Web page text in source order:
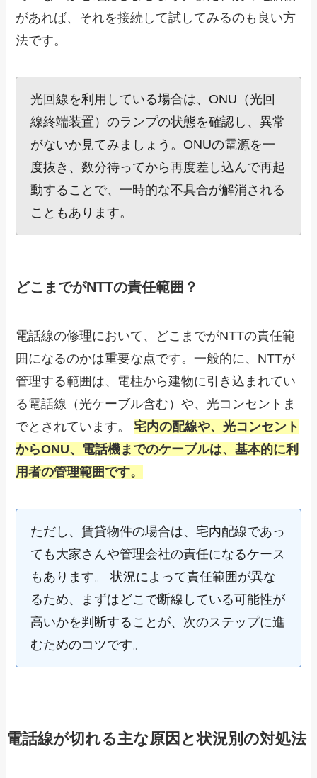
があれば、それを接続して試してみるのも良い方
法です。
光回線を利用している場合は、ONU（光回
線終端装置）のランプの状態を確認し、異常
がないか見てみましょう。ONUの電源を一
度抜き、数分待ってから再度差し込んで再起
動することで、一時的な不具合が解消される
こともあります。
どこまでがNTTの責任範囲？
電話線の修理において、どこまでがNTTの責任範
囲になるのかは重要な点です。一般的に、NTTが
管理する範囲は、電柱から建物に引き込まれてい
る電話線（光ケーブル含む）や、光コンセントま
でとされています。宅内の配線や、光コンセント
からONU、電話機までのケーブルは、基本的に利
用者の管理範囲です。
ただし、賃貸物件の場合は、宅内配線であっ
ても大家さんや管理会社の責任になるケース
もあります。 状況によって責任範囲が異な
るため、まずはどこで断線している可能性が
高いかを判断することが、次のステップに進
むためのコツです。
電話線が切れる主な原因と状況別の対処法